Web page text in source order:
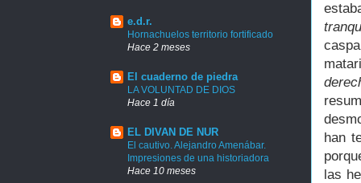
han
las
e.d.r.
Hornachuelos territorio fortificado
Hace 2 meses
El cuaderno de piedra
LA VOLUNTAD DE DIOS
Hace 1 día
EL DIVAN DE NUR
El cautivo. Alejandro Amenábar.
Impresiones de una historiadora
Hace 10 meses